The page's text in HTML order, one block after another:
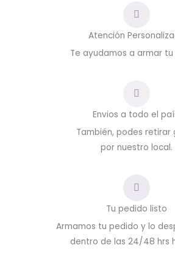
Atención
Te ayudamos a armar
Envios a todo el
También, podes retirar
por nuestro local.
Tu pedido listo
Armamos tu pedido y lo
dentro de las 24/48 hrs